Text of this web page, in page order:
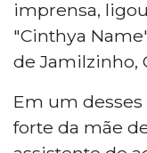
imprensa,
"Cinthya
de Jamilzinho,
Em um desses
forte da mãe